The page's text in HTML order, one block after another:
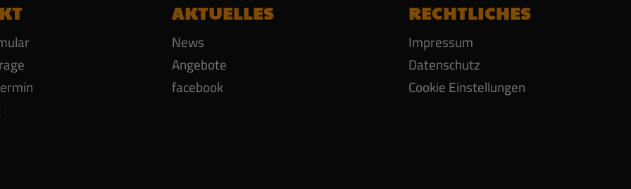
AKTUELLES
News
Angebote
facebook
RECHTLICHES
Impressum
Datenschutz
Cookie Einstellungen